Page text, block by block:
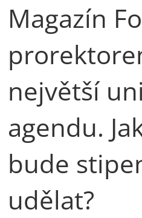
Magazín
největší
agendu.
bude
udělat?